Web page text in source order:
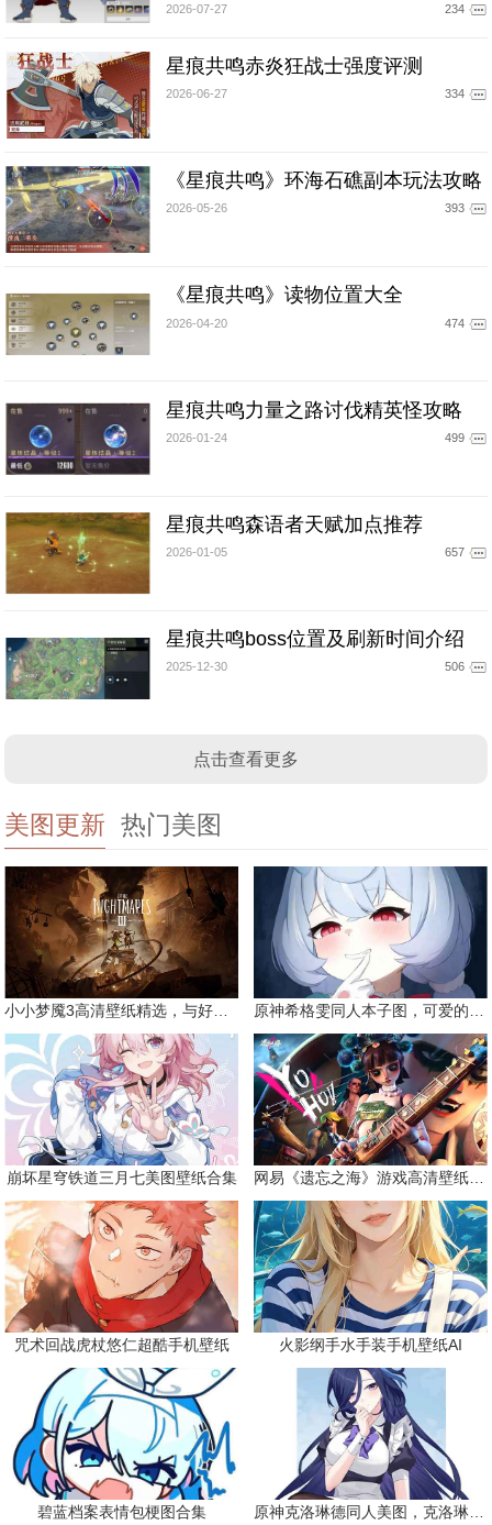
2026-07-27 234
星痕共鸣赤炎狂战士强度评测
2026-06-27 334
《星痕共鸣》环海石礁副本玩法攻略
2026-05-26 393
《星痕共鸣》读物位置大全
2026-04-20 474
星痕共鸣力量之路讨伐精英怪攻略
2026-01-24 499
星痕共鸣森语者天赋加点推荐
2026-01-05 657
星痕共鸣boss位置及刷新时间介绍
2025-12-30 506
点击查看更多
美图更新 热门美图
崩坏星穹铁道三月七美图壁纸合集 网易《遗忘之海》游戏高清壁纸精选
咒术回战虎杖悠仁超酷手机壁纸 火影纲手水手装手机壁纸AI
碧蓝档案表情包梗图合集